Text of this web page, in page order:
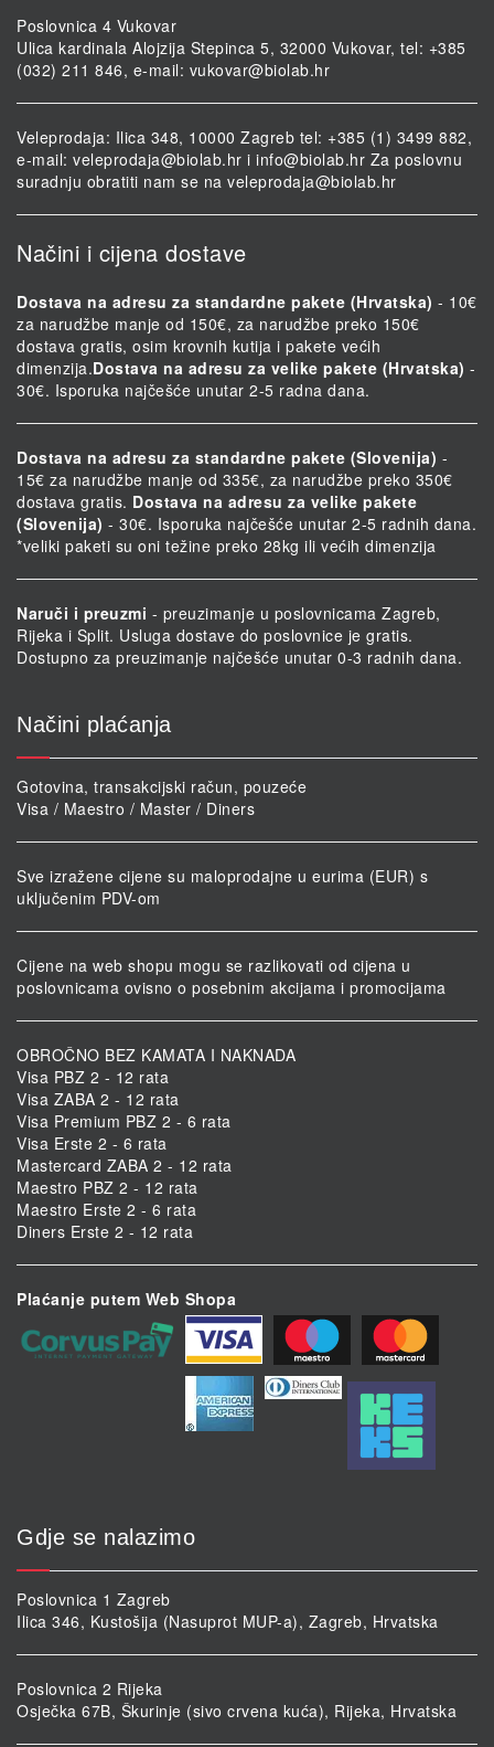
Poslovnica 4 Vukovar
Ulica kardinala Alojzija Stepinca 5, 32000 Vukovar, tel: +385
(032) 211 846, e-mail: vukovar@biolab.hr
Veleprodaja: Ilica 348, 10000 Zagreb tel: +385 (1) 3499 882,
e-mail: veleprodaja@biolab.hr i info@biolab.hr Za poslovnu
suradnju obratiti nam se na veleprodaja@biolab.hr
Načini i cijena dostave
Dostava na adresu za standardne pakete (Hrvatska) - 10€
za narudžbe manje od 150€, za narudžbe preko 150€
dostava gratis, osim krovnih kutija i pakete većih
dimenzija.Dostava na adresu za velike pakete (Hrvatska) -
30€. Isporuka najčešće unutar 2-5 radna dana.
Dostava na adresu za standardne pakete (Slovenija) -
15€ za narudžbe manje od 335€, za narudžbe preko 350€
dostava gratis. Dostava na adresu za velike pakete
(Slovenija) - 30€. Isporuka najčešće unutar 2-5 radnih dana.
*veliki paketi su oni težine preko 28kg ili većih dimenzija
Naruči i preuzmi - preuzimanje u poslovnicama Zagreb,
Rijeka i Split. Usluga dostave do poslovnice je gratis.
Dostupno za preuzimanje najčešće unutar 0-3 radnih dana.
Načini plaćanja
Gotovina, transakcijski račun, pouzeće
Visa / Maestro / Master / Diners
Sve izražene cijene su maloprodajne u eurima (EUR) s
uključenim PDV-om
Cijene na web shopu mogu se razlikovati od cijena u
poslovnicama ovisno o posebnim akcijama i promocijama
OBROČNO BEZ KAMATA I NAKNADA
Visa PBZ 2 - 12 rata
Visa ZABA 2 - 12 rata
Visa Premium PBZ 2 - 6 rata
Visa Erste 2 - 6 rata
Mastercard ZABA 2 - 12 rata
Maestro PBZ 2 - 12 rata
Maestro Erste 2 - 6 rata
Diners Erste 2 - 12 rata
Plaćanje putem Web Shopa
Gdje se nalazimo
Poslovnica 1 Zagreb
Ilica 346, Kustošija (Nasuprot MUP-a), Zagreb, Hrvatska
Poslovnica 2 Rijeka
Osječka 67B, Škurinje (sivo crvena kuća), Rijeka, Hrvatska